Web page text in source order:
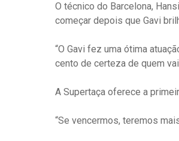
O técnico do Barcelona,
começar depois que Gavi
“O Gavi fez uma ótima
cento de certeza de quem
A Supertaça oferece a
“Se vencermos, teremos